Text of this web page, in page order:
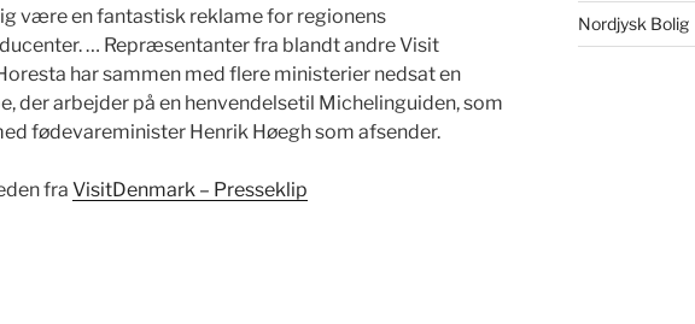
være en fantastisk reklame for regionens
… Repræsentanter fra blandt andre Visit
har sammen med flere ministerier nedsat en
der arbejder på en henvendelsetil Michelinguiden, som
fødevareminister Henrik Høegh som afsender.
fra VisitDenmark – Presseklip
Nordjysk Bolig